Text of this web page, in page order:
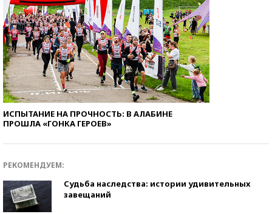
ИСПЫТАНИЕ НА ПРОЧНОСТЬ: В АЛАБИНЕ
ПРОШЛА «ГОНКА ГЕРОЕВ»
РЕКОМЕНДУЕМ:
Судьба наследства: истории удивительных
завещаний